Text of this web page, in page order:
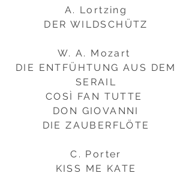
A. Lortzing
DER WILDSCHÜTZ
W. A. Mozart
DIE ENTFÜHTUNG AUS DEM
SERAIL
COSÌ FAN TUTTE
DON GIOVANNI
DIE ZAUBERFLÖTE
C. Porter
KISS ME KATE